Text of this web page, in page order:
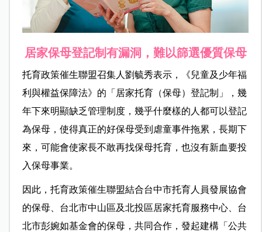
居家保母登記制有漏洞，難以篩選優質保母
托育政策催生聯盟召集人劉毓秀表示，《兒童及少年福
利與權益保障法》的「居家托育（保母）登記制」，幾
年下來明顯缺乏管理制度，幾乎什麼樣的人都可以登記
為保母，使得真正的好保母受到虐童事件拖累，長期下
來，可能會使家長不敢再找保母托育，也沒有新血要投
入保母事業。
因此，托育政策催生聯盟結合台中市托育人員發展協會
的保母、台北市中山區及北投區居家托育服務中心、台
北市彭婉如基金會的保母，共同合作，發起建構「公共